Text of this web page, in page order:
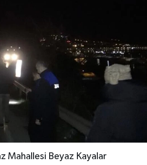
Mahallesi Beyaz Kayalar